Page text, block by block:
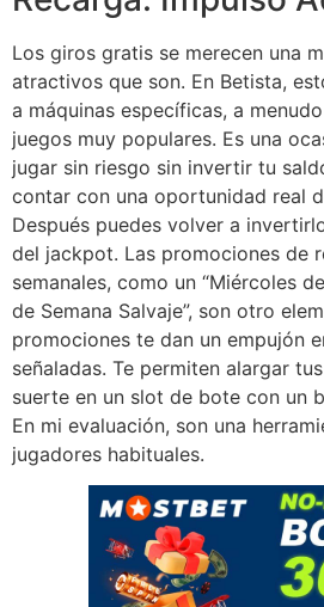
Los giros gratis se merecen una
atractivos que son. En Betista,
a máquinas específicas, a
juegos muy populares. Es una
jugar sin riesgo sin invertir tu
contar con una oportunidad real
Después puedes volver a
del jackpot. Las promociones de
semanales, como un “Miércoles
de Semana Salvaje”, son otro
promociones te dan un empujón
señaladas. Te permiten alargar
suerte en un slot de bote con un
En mi evaluación, son una
jugadores habituales.